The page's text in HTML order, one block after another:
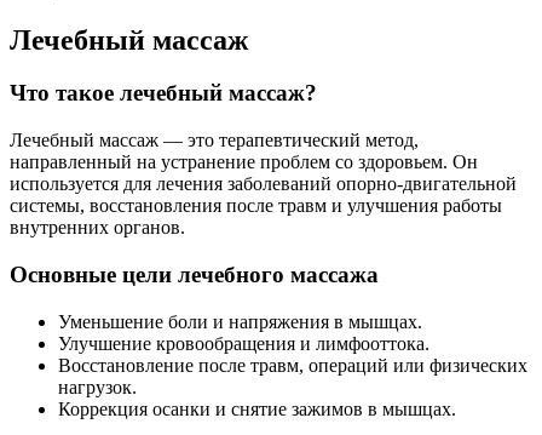
Лечебный массаж
Что такое лечебный массаж?
Лечебный массаж — это терапевтический метод,
направленный на устранение проблем со здоровьем. Он
используется для лечения заболеваний опорно-двигательной
системы, восстановления после травм и улучшения работы
внутренних органов.
Основные цели лечебного массажа
Уменьшение боли и напряжения в мышцах.
Улучшение кровообращения и лимфооттока.
Восстановление после травм, операций или физических
нагрузок.
Коррекция осанки и снятие зажимов в мышцах.